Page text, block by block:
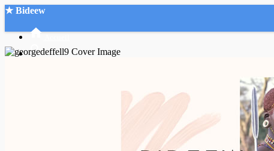
★ Bideew